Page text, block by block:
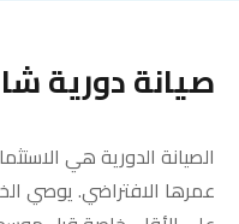
صيانة دورية
الصيانة الدورية هي
عمرها الافتراضي. يوصي